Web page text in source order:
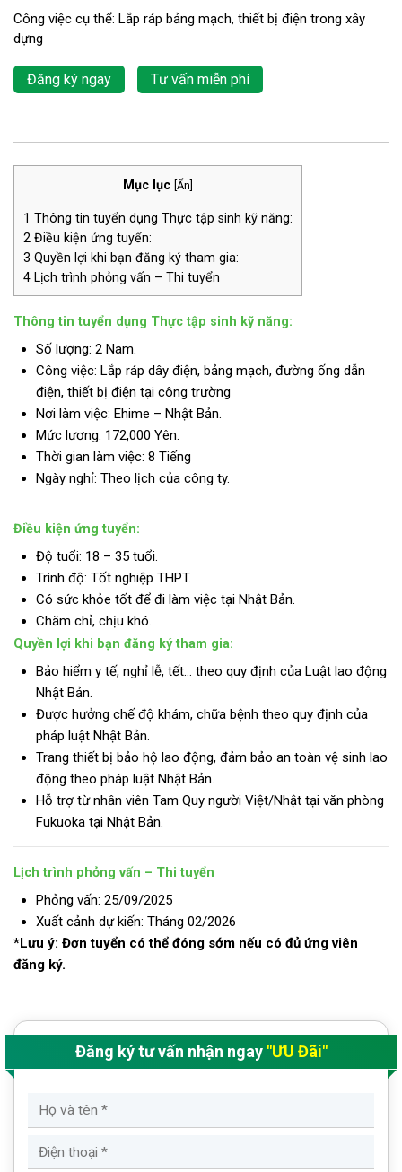
Công việc cụ thể: Lắp ráp bảng mạch, thiết bị điện trong xây
dựng
Đăng ký ngay Tư vấn miễn phí
Mục lục Ẩn
1 Thông tin tuyển dụng Thực tập sinh kỹ năng:
2 Điều kiện ứng tuyển:
3 Quyền lợi khi bạn đăng ký tham gia:
4 Lịch trình phỏng vấn – Thi tuyển
Thông tin tuyển dụng Thực tập sinh kỹ năng:
Số lượng: 2 Nam.
Công việc: Lắp ráp dây điện, bảng mạch, đường ống dẫn
điện, thiết bị điện tại công trường
Nơi làm việc: Ehime – Nhật Bản.
Mức lương: 172,000 Yên.
Thời gian làm việc: 8 Tiếng
Ngày nghỉ: Theo lịch của công ty.
Điều kiện ứng tuyển:
Độ tuổi: 18 – 35 tuổi.
Trình độ: Tốt nghiệp THPT.
Có sức khỏe tốt để đi làm việc tại Nhật Bản.
Chăm chỉ, chịu khó.
Quyền lợi khi bạn đăng ký tham gia:
Bảo hiểm y tế, nghỉ lễ, tết… theo quy định của Luật lao động
Nhật Bản.
Được hưởng chế độ khám, chữa bệnh theo quy định của
pháp luật Nhật Bản.
Trang thiết bị bảo hộ lao động, đảm bảo an toàn vệ sinh lao
động theo pháp luật Nhật Bản.
Hỗ trợ từ nhân viên Tam Quy người Việt/Nhật tại văn phòng
Fukuoka tại Nhật Bản.
Lịch trình phỏng vấn – Thi tuyển
Phỏng vấn: 25/09/2025
Xuất cảnh dự kiến: Tháng 02/2026
*Lưu ý: Đơn tuyển có thể đóng sớm nếu có đủ ứng viên
đăng ký.
Đăng ký tư vấn nhận ngay "ƯU Đãi"